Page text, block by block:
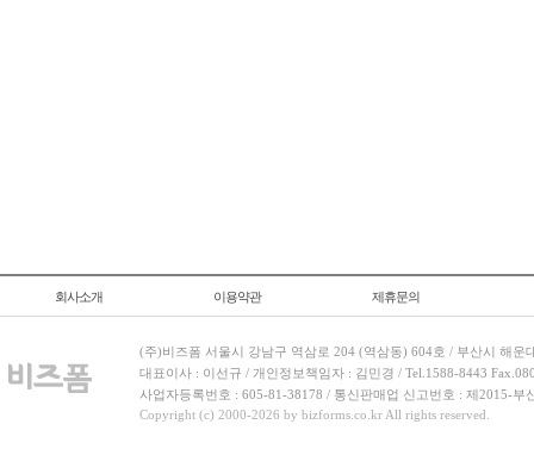
회사소개 이용약관 제휴문의
(주)비즈폼 서울시 강남구 역삼로 204 (역삼동) 604호 / 부산시 해운
대표이사 : 이선규 / 개인정보책임자 : 김민경 / Tel.1588-8443
사업자등록번호 : 605-81-38178 / 통신판매업 신고번호 : 제2015-부
Copyright (c) 2000-2026 by bizforms.co.kr All rights reserved.